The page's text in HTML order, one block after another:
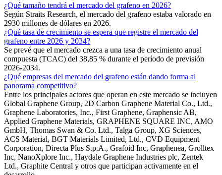
¿Qué tamaño tendrá el mercado del grafeno en 2026?
Según Straits Research, el mercado del grafeno estaba valorado en
2930 millones de dólares en 2026.
¿Qué tasa de crecimiento se espera que registre el mercado del
grafeno entre 2026 y 2034?
Se prevé que el mercado crezca a una tasa de crecimiento anual
compuesta (TCAC) del 38,85 % durante el período de previsión
2026-2034.
¿Qué empresas del mercado del grafeno están dando forma al
panorama competitivo?
Entre los principales actores que operan en este mercado se incluyen
Global Graphene Group, 2D Carbon Graphene Material Co., Ltd.,
Graphene Laboratories, Inc., First Graphene, Graphensic AB,
Applied Graphene Materials, GRAPHENE SQUARE INC, AMO
GmbH, Thomas Swan & Co. Ltd., Talga Group, XG Sciences,
ACS Material, BGT Materials Limited, Ltd., CVD Equipment
Corporation, Directa Plus S.p.A., Grafoid Inc, Graphenea, Grolltex
Inc, NanoXplore Inc., Haydale Graphene Industries plc, Zentek
Ltd., Graphite Central y otros que participan activamente en el